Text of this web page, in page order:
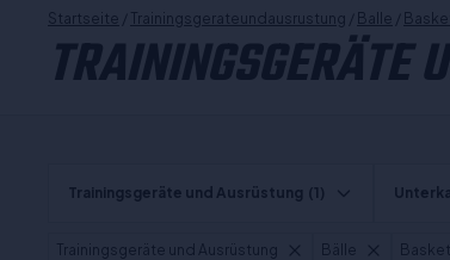
Startseite / Trainingsgerateundausrustung / Balle /
TRAININGSGERÄTE
Trainingsgeräte und Ausrüstung (1)
Trainingsgeräte und Ausrüstung Bälle